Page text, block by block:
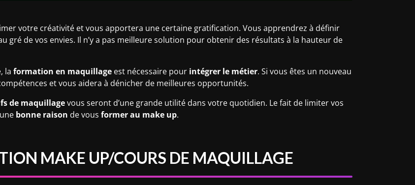
votre créativité et vous apportera une certaine gratification. Vous apprendrez à définir
gré de vos envies. Il n’y a pas meilleure solution pour obtenir des résultats à la hauteur de
la formation en maquillage est nécessaire pour intégrer le métier. Si vous êtes un nouveau
et vous aidera à dénicher de meilleures opportunités.
de maquillagevous seront d’une grande utilité dans votre quotidien. Le fait de limiter vos
bonne raison de vous former au make up.
MAKE UP/COURS DE MAQUILLAGE